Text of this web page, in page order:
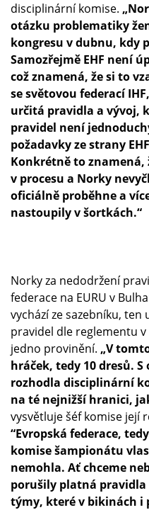
disciplinární komise.
otázku problematiky
kongresu v dubnu, kdy
Samozřejmě EHF není
což znamená, že si to
se světovou federací
určitá pravidla a vývoj,
pravidel není
požadavky ze strany
Konkrétně to znamená,
v procesu a Norky
oficiálně proběhne a
nastoupily v šortkách.“
Norky za nedodržení
federace na EURU v
vychází ze sazebníku,
pravidel dle reglementu v
jedno provinění. „V
hráček, tedy 10 dresů.
rozhodla disciplinární
na té nejnižší hranici,
vysvětluje šéf komise její
“Evropská federace,
komise šampionátu
nemohla. Ať chceme
porušily platná
týmy, které v bikinách i